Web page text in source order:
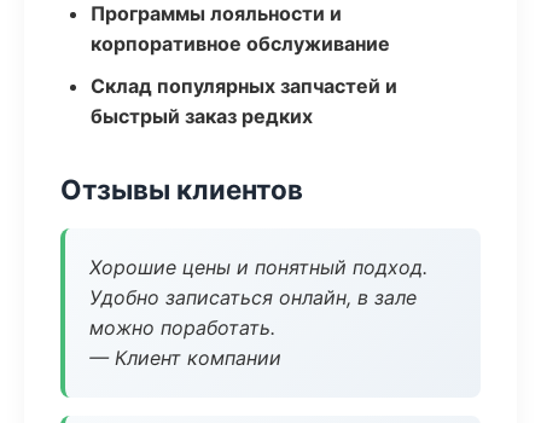
Программы лояльности и
корпоративное обслуживание
Склад популярных запчастей и
быстрый заказ редких
Отзывы клиентов
Хорошие цены и понятный подход.
Удобно записаться онлайн, в зале
можно поработать.
— Клиент компании